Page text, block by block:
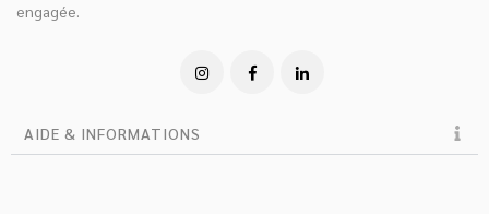
engagée.
AIDE & INFORMATIONS